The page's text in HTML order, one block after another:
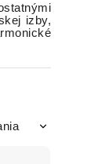
izby,